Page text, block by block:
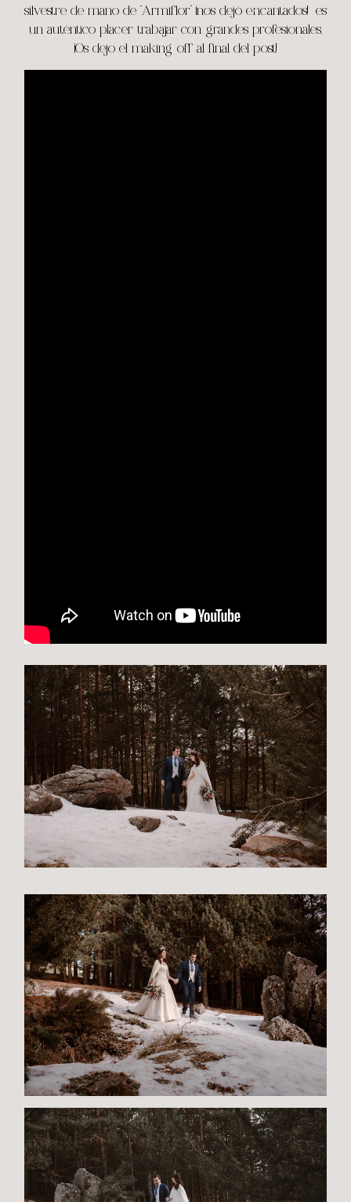
silvestre de mano de “Armiflor” ¡nos dejó encantados! es
un auténtico placer trabajar con grandes profesionales.
¡Os dejo el making off al final del post!